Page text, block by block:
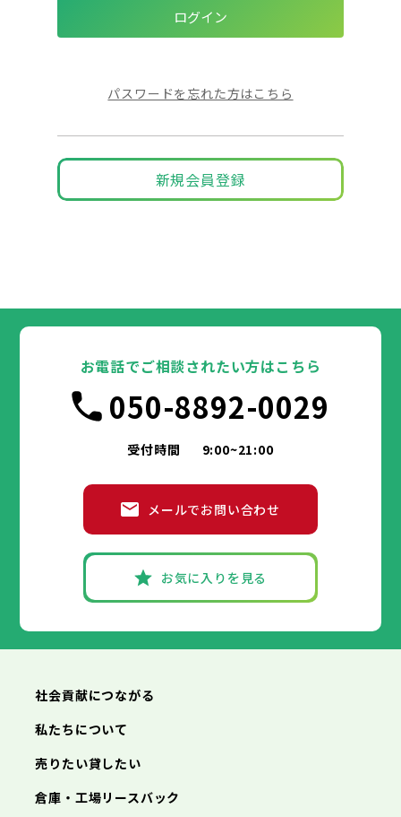
パスワードを忘れた方はこちら
新規会員登録
お電話でご相談されたい方はこちら
050-8892-0029
受付時間 9:00~21:00
メールでお問い合わせ
お気に入りを見る
社会貢献につながる
私たちについて
売りたい貸したい
倉庫・工場リースバック